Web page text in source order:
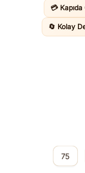
💳
🔄 Kolay
75